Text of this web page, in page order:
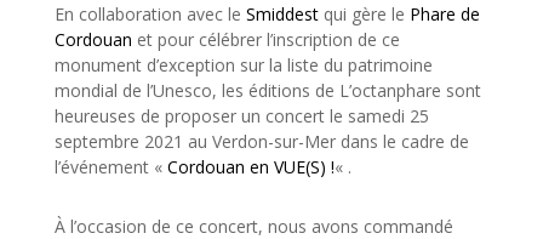
En collaboration avec le Smiddestqui gère le Phare de
Cordouan et pour célébrer l’inscription de ce
monument d’exception sur la liste du patrimoine
mondial de l’Unesco, les éditions de L’octanphare sont
heureuses de proposer un concert le samedi 25
septembre 2021 au Verdon-sur-Mer dans le cadre de
l’événement « Cordouan en VUE(S) !« .
À l’occasion de ce concert, nous avons commandé